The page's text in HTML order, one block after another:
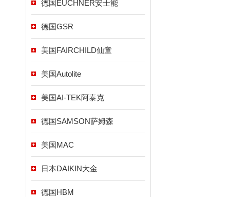
德国EUCHNER安士能
德国GSR
美国FAIRCHILD仙童
美国Autolite
美国AI-TEK阿泰克
德国SAMSON萨姆森
美国MAC
日本DAIKIN大金
德国HBM